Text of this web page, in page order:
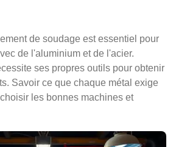
de soudage est essentiel pour
de l'aluminium et de l'acier.
ses propres outils pour obtenir
Savoir ce que chaque métal exige
les bonnes machines et